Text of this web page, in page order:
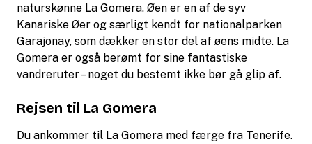
naturskønne La Gomera. Øen er en af de syv
Kanariske Øer og særligt kendt for nationalparken
Garajonay, som dækker en stor del af øens midte. La
Gomera er også berømt for sine fantastiske
vandreruter – noget du bestemt ikke bør gå glip af.
Rejsen til La Gomera
Du ankommer til La Gomera med færge fra Tenerife.